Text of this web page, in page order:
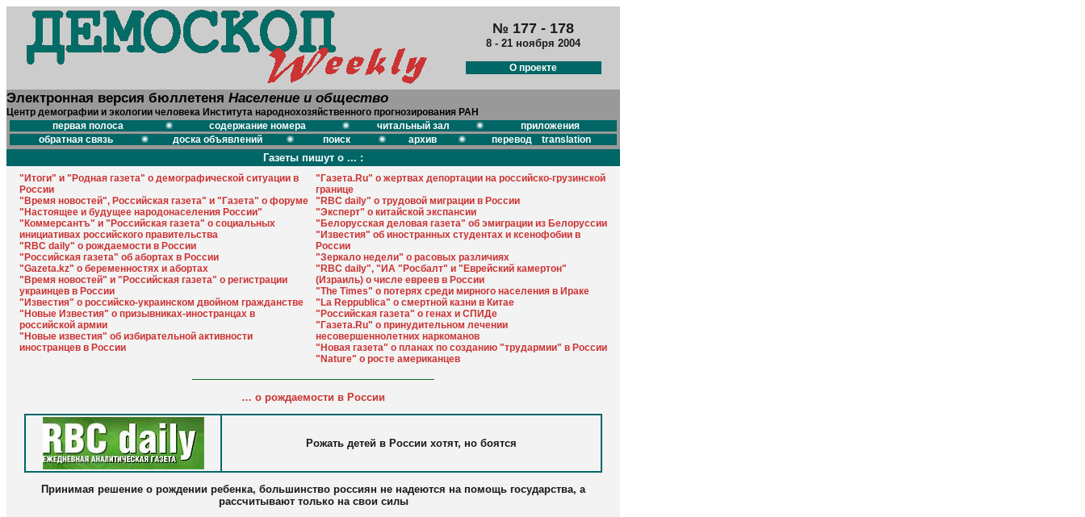
№ 177 - 178
8 - 21 ноября 2004
О проекте
Электронная версия бюллетеня Население и общество
Центр демографии и экологии человека Института народнохозяйственного прогнозирования РАН
первая полоса
содержание номера читальный зал
приложения
обратная связь
доска объявлений поиск архив перевод translation
Газеты пишут о ... :
"Итоги" и "Родная газета" о демографической ситуации в
России
"Время новостей", Российская газета" и "Газета" о форуме
"Настоящее и будущее народонаселения России"
"Коммерсантъ" и "Российская газета" о социальных
инициативах российского правительства
"RBC daily" о рождаемости в России
"Российская газета" об абортах в России
"Gazeta.kz" о беременностях и абортах
"Время новостей" и "Российская газета" о регистрации
украинцев в России
"Известия" о российско-украинском двойном гражданстве
"Новые Известия" о призывниках-иностранцах в
российской армии
"Новые известия" об избирательной активности
иностранцев в России
"Газета.Ru" о жертвах депортации на российско-грузинской
границе
"RBC daily" о трудовой миграции в России
"Эксперт" о китайской экспансии
"Белорусская деловая газета" об эмиграции из Белоруссии
"Известия" об иностранных студентах и ксенофобии в
России
"Зеркало недели" о расовых различиях
"RBC daily", "ИА "Росбалт" и "Еврейский камертон"
(Израиль) о числе евреев в России
"The Times" о потерях среди мирного населения в Ираке
"La Reppublica" о смертной казни в Китае
"Российская газета" о генах и СПИДе
"Газета.Ru" о принудительном лечении
несовершеннолетних наркоманов
"Новая газета" о планах по созданию "трудармии" в России
"Nature" о росте американцев
… о рождаемости в России
Рожать детей в России хотят, но боятся
Принимая решение о рождении ребенка, большинство россиян не надеются на помощь государства, а
рассчитывают только на свои силы